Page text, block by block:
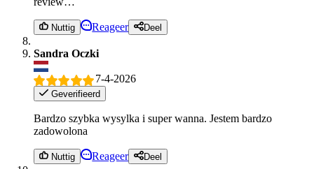
Nuttig Reageer Deel
Sandra Oczki
7-4-2026
Geverifieerd
Bardzo szybka wysylka i super wanna. Jestem bardzo
zadowolona
Nuttig Reageer Deel